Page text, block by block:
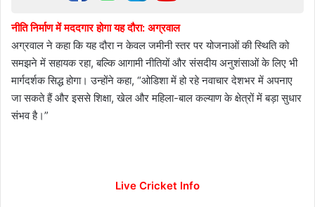
नीति निर्माण में मददगार होगा यह दौरा: अग्रवाल
अग्रवाल ने कहा कि यह दौरा न केवल जमीनी स्तर पर योजनाओं की स्थिति को
समझने में सहायक रहा, बल्कि आगामी नीतियों और संसदीय अनुशंसाओं के लिए भी
मार्गदर्शक सिद्ध होगा। उन्होंने कहा, “ओडिशा में हो रहे नवाचार देशभर में अपनाए
जा सकते हैं और इससे शिक्षा, खेल और महिला-बाल कल्याण के क्षेत्रों में बड़ा सुधार
संभव है।”
Live Cricket Info